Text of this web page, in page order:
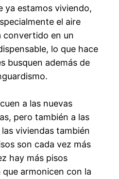
ya estamos viviendo,
el aire
convertido en un
lo que hace
busquen además de
a las nuevas
pero también a las
viviendas también
son cada vez más
hay más pisos
armonicen con la